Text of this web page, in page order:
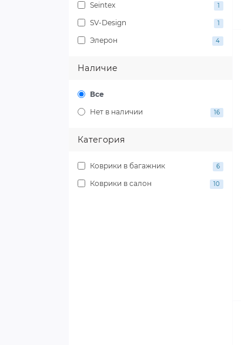
Seintex 1
SV-Design 1
Элерон 4
Наличие
Все
Нет в наличии
16
Категория
Коврики в багажник 6
Коврики в салон 10